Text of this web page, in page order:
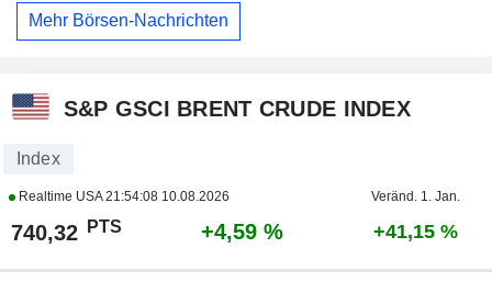
Mehr Börsen-Nachrichten
S&P GSCI BRENT CRUDE INDEX
Index
Realtime USA21:54:08 10.08.2026 Veränd. 1. Jan.
740,32 PTS +4,59 % +41,15 %